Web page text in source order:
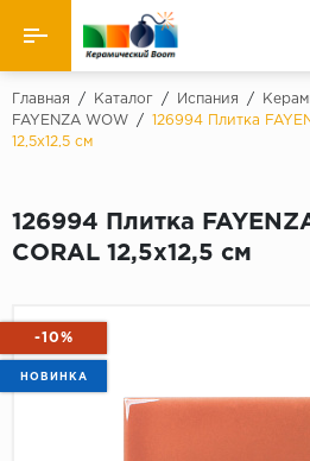
Назад
Производители
Керамогранит
Искусственный камень
Главная / Каталог / Испания /
FAYENZA WOW
/
126994 Плитка
12,5x12,5 см
126994 Плитка
CORAL 12,5x12,5 см
-10%
НОВИНКА